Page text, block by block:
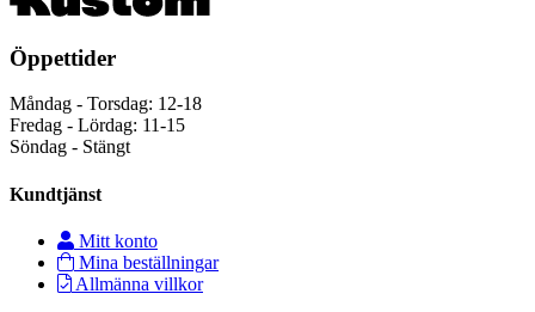
Öppettider
Måndag - Torsdag: 12-18
Fredag - Lördag: 11-15
Söndag - Stängt
Kundtjänst
Mitt konto
Mina beställningar
Allmänna villkor